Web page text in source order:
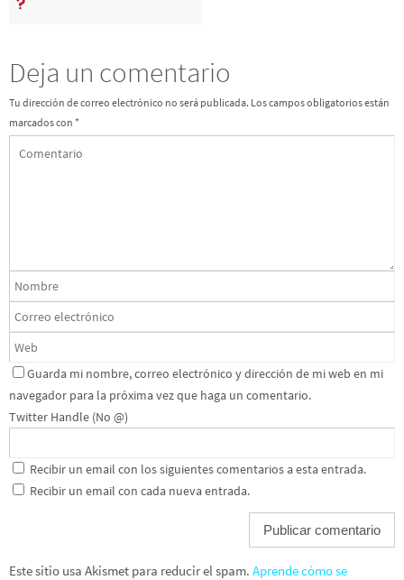
Deja un comentario
Tu dirección de correo electrónico no será publicada. Los campos obligatorios están
marcados con *
Guarda mi nombre, correo electrónico y dirección de mi web en mi
navegador para la próxima vez que haga un comentario.
Twitter Handle (No @)
Recibir un email con los siguientes comentarios a esta entrada.
Recibir un email con cada nueva entrada.
Este sitio usa Akismet para reducir el spam. Aprende cómo se